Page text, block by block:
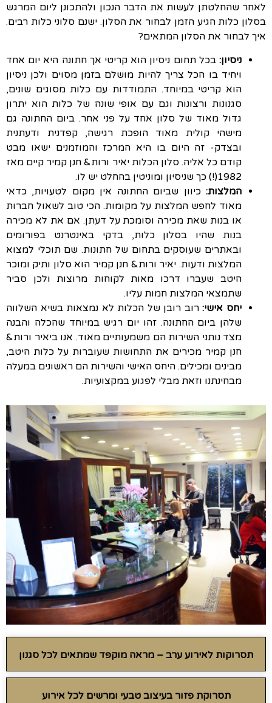
לאחר שהחלטתן לעשות את הדבר הנכון ולהתכונן ליום המרגש
בסלון כלות הגיע הזמן לבחור את הסלון. ישנם סלוני כלות רבים.
איך לבחור את הסלון המתאים?
ניסיון: בכל תחום ניסיון הוא קריטי אך חתונה היא יום אחד
ויחיד בו הכל צריך להיות מושלם בזמן מסוים ולכן ניסיון
הוא קריטי במיוחד. התמודדות עם כלות מסוגים שונים,
סגנונות ורצונות וגם עם אופי שונה של כלות הוא יתרון
גדול מאוד של סלון אחד על פני אחר. ביום החתונה גם
מישהי קולית מאוד הופכת רגישה, קפדנית ודעתנית
ובצדק- זה היום בו היא המרכז והמוזמנים ישאו מבט
קודם כל אליה. סלון הכלות יאיר ורות& חנן קמיר קיים מאז
1982(!) כך שניסיון ומוניטין בהחלט יש לו.
המלצות: כיוון שביום החתונה אין מקום לטעויות, כדאי
מאוד לחפש המלצות על מקומות. הכי טוב לשאול חברות
או בנות שאת מכירה וסומכת על דעתן. אם את לא מכירה
בנות שהיו בסלון כלות, בדקי באינטרנט בפורומים
ובאתרים שעוסקים בתחום של חתונות. שם תוכלי למצוא
המלצות ודעות. יאיר ורות& חנן קמיר הוא סלון ותיק ומוכר
היטב שעברו דרכו מאות לקוחות מרוצות ולכן סביר
שתמצאי המלצות חמות עליו.
יחס אישי:רוב רובן של הכלות לא נמצאות בשיא השלווה
שלהן ביום החתונה. זהו יום רגיש במיוחד שהכלה והבנה
מצד נותני השירות הם משמעותיים מאוד. אנו ביאיר ורות&
חנן קמיר מכירים את התחושות שעוברות על כלות היטב,
מבינים ומכילים. היחס האישי והשירות הם ראשונים במעלה
מבחינתנו וזאת מבלי לפגוע במקצועיות.
תסרוקות לאירוע ערב – מראה מוקפד שמתאים לכל סגנון
תסרוקת פזור בעיצוב טבעי ומרשים לכל אירוע